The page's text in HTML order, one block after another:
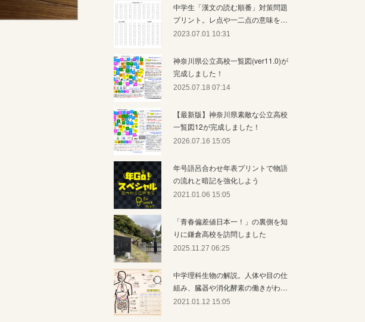
中学生「漢文の読む順番」対策問題
プリント。レ点や一二点の意味を…
2023.07.01 10:31
神奈川県公立高校一覧図(ver11.0)が
完成しました！
2025.07.18 07:14
【最新版】神奈川県素敵な公立高校
一覧図12が完成しました！
2026.07.16 15:05
年号語呂合わせ年表プリントで物語
の流れと暗記を強化しよう
2021.01.06 15:05
「青春偏差値日本一！」の裏側を知
りに鎌倉高校を訪問しました
2025.11.27 06:25
中学理科生物の解説。人体や目の仕
組み、臓器や消化酵素の働きがわ…
2021.01.12 15:05